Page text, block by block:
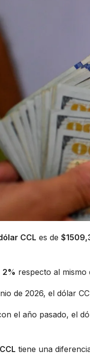
CCL es de
2% respecto al mismo
de 2026, el dólar
el año pasado, el
tiene una